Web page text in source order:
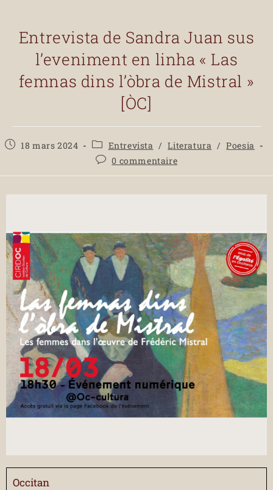
Entrevista de Sandra Juan sus
l’eveniment en linha « Las
femnas dins l’òbra de Mistral »
[ÒC]
18 mars 2024 Entrevista / Literatura / Poesia
0 commentaire
Occitan